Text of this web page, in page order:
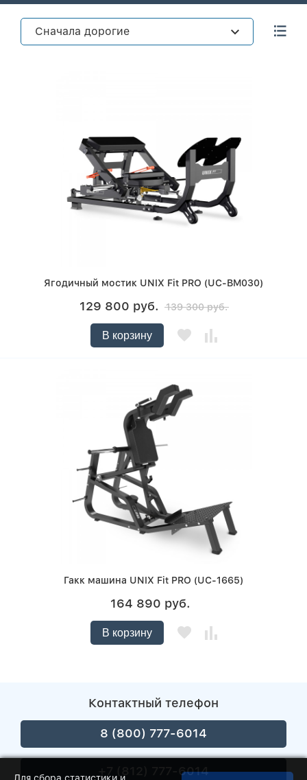
Сначала дорогие
Ягодичный мостик UNIX Fit PRO (UC-BM030)
129 800 руб. 139 300 руб.
В корзину
Гакк машина UNIX Fit PRO (UC-1665)
164 890 руб.
В корзину
Контактный телефон
8 (800) 777-6014
+7 (812) 777-6014